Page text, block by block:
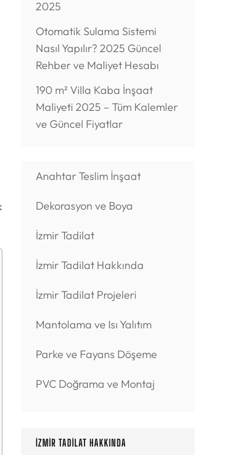
2025
Otomatik Sulama Sistemi
Nasıl Yapılır? 2025 Güncel
Rehber ve Maliyet Hesabı
190 m² Villa Kaba İnşaat
Maliyeti 2025 – Tüm Kalemler
ve Güncel Fiyatlar
Anahtar Teslim İnşaat
Dekorasyon ve Boya
İzmir Tadilat
İzmir Tadilat Hakkında
İzmir Tadilat Projeleri
Mantolama ve Isı Yalıtım
Parke ve Fayans Döşeme
PVC Doğrama ve Montaj
İZMIR TADILAT HAKKINDA